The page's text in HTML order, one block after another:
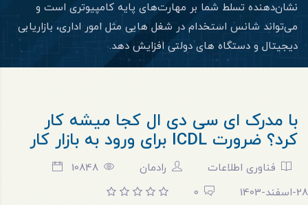
نشان‌دهنده تسلط شما بر مهارت‌های پایه کامپیوتری است و
می‌تواند شانس استخدام در شغل هایی مثل امور اداری، بازاریابی
دیجیتال و دستگاه های دولتی افزایش دهد.
با مدرک ای سی دی ال کجا میشه کار
کرد؟ ضرورت ICDL برای ورود به بازار کار
فناوری اطلاعات رادمان
10848
28-اسفند-1403
0